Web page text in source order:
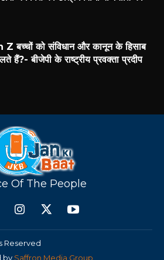
Z बच्चों को संविधान और कानून के हिसाब
हैं?- बीजेपी के राष्ट्रीय प्रवक्ता प्रदीप
Of The People
Reserved
by Saffron Media Group